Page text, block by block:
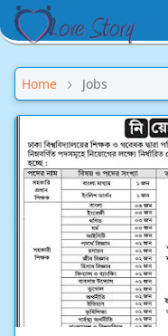
Home Jobs